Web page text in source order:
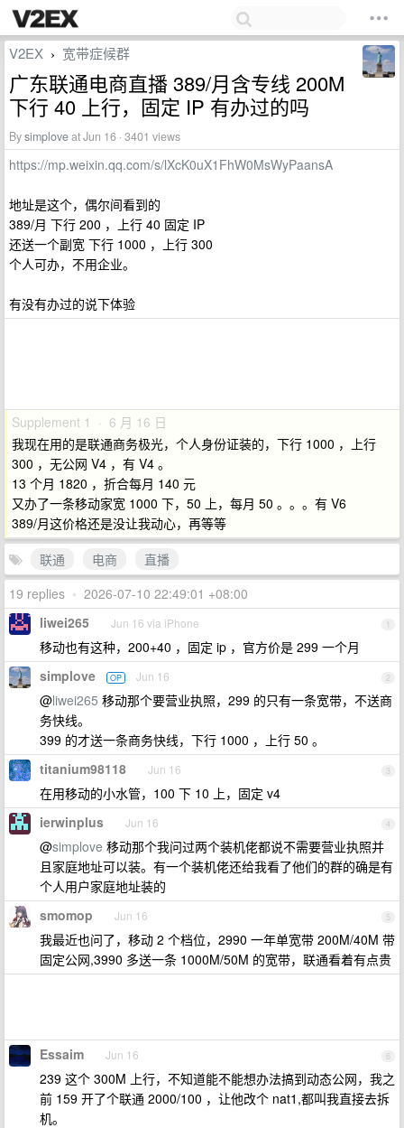
V2EX › 宽带症候群
广东联通电商直播 389/月含专线 200M
下行 40 上行，固定 IP 有办过的吗
Bysimploveat Jun 16 · 3401 views
https://mp.weixin.qq.com/s/lXcK0uX1FhW0MsWyPaansA
地址是这个，偶尔间看到的
389/月 下行 200 ，上行 40 固定 IP
还送一个副宽 下行 1000 ，上行 300
个人可办，不用企业。
有没有办过的说下体验
Supplement 1 · 6 月 16 日
我现在用的是联通商务极光，个人身份证装的，下行 1000 ，上行
300 ，无公网 V4 ，有 V4 。
13 个月 1820 ，折合每月 140 元
又办了一条移动家宽 1000 下，50 上，每月 50 。。。有 V6
389/月这价格还是没让我动心，再等等
联通
电商
直播
19 replies • 2026-07-10 22:49:01 +08:00
1
liwei265 Jun 16 via iPhone
移动也有这种，200+40 ，固定 ip ，官方价是 299 一个月
2
simplove OP Jun 16
@liwei265 移动那个要营业执照，299 的只有一条宽带，不送商
务快线。
399 的才送一条商务快线，下行 1000 ，上行 50 。
3
titanium98118 Jun 16
在用移动的小水管，100 下 10 上，固定 v4
4
ierwinplus Jun 16
@simplove 移动那个我问过两个装机佬都说不需要营业执照并
且家庭地址可以装。有一个装机佬还给我看了他们的群的确是有
个人用户家庭地址装的
5
smomop Jun 16
我最近也问了，移动 2 个档位，2990 一年单宽带 200M/40M 带
固定公网,3990 多送一条 1000M/50M 的宽带，联通看着有点贵
6
Essaim Jun 16
239 这个 300M 上行，不知道能不能想办法搞到动态公网，我之
前 159 开了个联通 2000/100 ，让他改个 nat1,都叫我直接去拆
机。